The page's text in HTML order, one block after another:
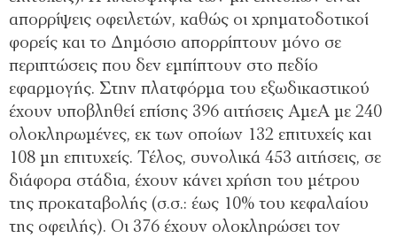
απορρίψεις οφειλετών, καθώς οι χρηματοδοτικοί
φορείς και το Δημόσιο απορρίπτουν μόνο σε
περιπτώσεις που δεν εμπίπτουν στο πεδίο
εφαρμογής. Στην πλατφόρμα του εξωδικαστικού
έχουν υποβληθεί επίσης 396 αιτήσεις ΑμεΑ με 240
ολοκληρωμένες, εκ των οποίων 132 επιτυχείς και
108 μη επιτυχείς. Τέλος, συνολικά 453 αιτήσεις, σε
διάφορα στάδια, έχουν κάνει χρήση του μέτρου
της προκαταβολής (σ.σ.: έως 10% του κεφαλαίου
της οφειλής). Οι 376 έχουν ολοκληρώσει τον